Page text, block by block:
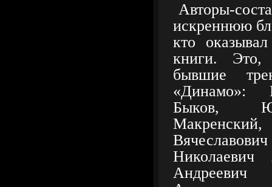
Авторы-
искреннюю
кто
книги. Это,
бывшие
«Динамо»:
Быков,
Николаевич
Андреевич